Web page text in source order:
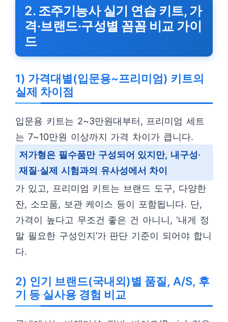
2. 조주기능사 실기 연습 키트, 가
격·브랜드·구성별 꼼꼼 비교 가이
드
1) 가격대별(입문용~프리미엄) 키트의
실제 차이점
입문용 키트는 2~3만원대부터, 프리미엄 세트
는 7~10만원 이상까지 가격 차이가 큽니다.
저가형은 필수품만 구성되어 있지만, 내구성·
재질·실제 시험과의 유사성에서 차이
가 있고, 프리미엄 키트는 브랜드 도구, 다양한
잔, 소모품, 보관 케이스 등이 포함됩니다. 단,
가격이 높다고 무조건 좋은 건 아니니, ‘내게 정
말 필요한 구성인지’가 판단 기준이 되어야 합니
다.
2) 인기 브랜드(국내외)별 품질, A/S, 후
기 등 실사용 경험 비교